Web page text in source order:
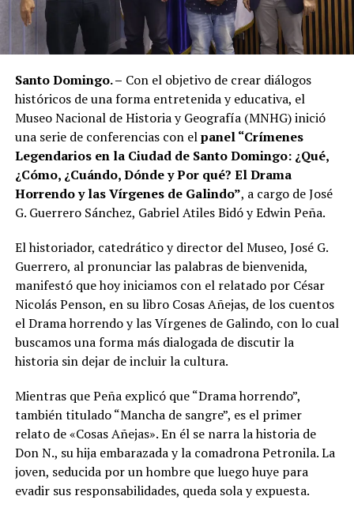
Santo Domingo. – Con el objetivo de crear diálogos
históricos de una forma entretenida y educativa, el
Museo Nacional de Historia y Geografía (MNHG) inició
una serie de conferencias con elpanel “Crímenes
Legendarios en la Ciudad de Santo Domingo: ¿Qué,
¿Cómo, ¿Cuándo, Dónde y Por qué? El Drama
Horrendo y las Vírgenes de Galindo”, a cargo de José
G. Guerrero Sánchez, Gabriel Atiles Bidó y Edwin Peña.
El historiador, catedrático y director del Museo, José G.
Guerrero, al pronunciar las palabras de bienvenida,
manifestó que hoy iniciamos con el relatado por César
Nicolás Penson, en su libro Cosas Añejas, de los cuentos
el Drama horrendo y las Vírgenes de Galindo, con lo cual
buscamos una forma más dialogada de discutir la
historia sin dejar de incluir la cultura.
Mientras que Peña explicó que “Drama horrendo”,
también titulado “Mancha de sangre”, es el primer
relato de «Cosas Añejas». En él se narra la historia de
Don N., su hija embarazada y la comadrona Petronila. La
joven, seducida por un hombre que luego huye para
evadir sus responsabilidades, queda sola y expuesta.